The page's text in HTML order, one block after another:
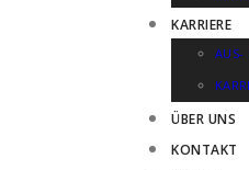
KARRIERE
AUS-
ÜBER UNS
KONTAKT